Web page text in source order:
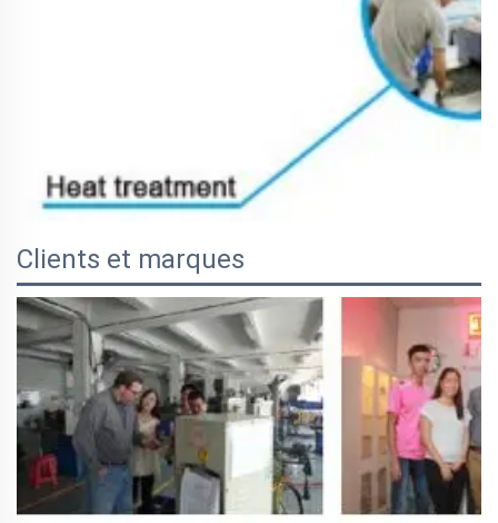
Clients et marques